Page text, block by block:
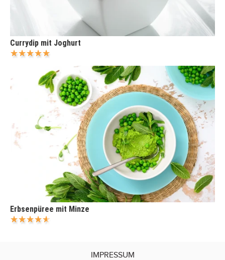
Currydip mit Joghurt
Erbsenpüree mit Minze
IMPRESSUM